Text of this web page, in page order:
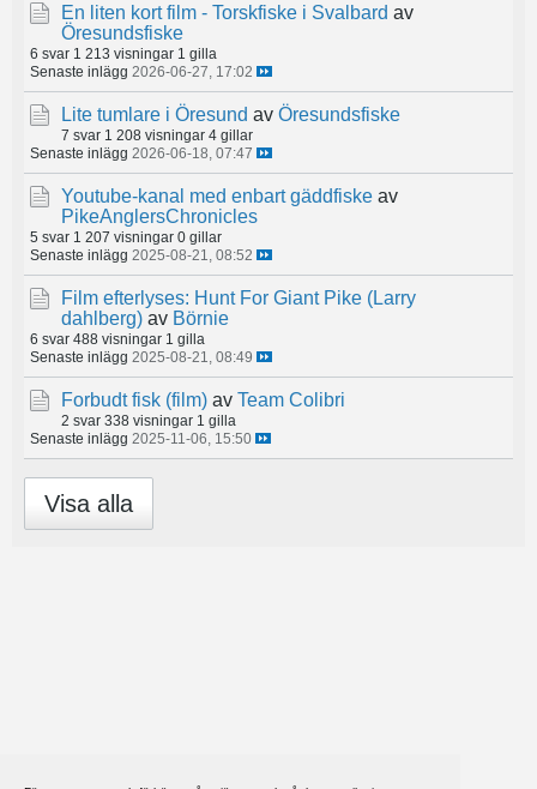
En liten kort film - Torskfiske i Svalbard av
Öresundsfiske
6 svar 1 213 visningar 1 gilla
Senaste inlägg 2026-06-27, 17:02
Lite tumlare i Öresund av Öresundsfiske
7 svar 1 208 visningar 4 gillar
Senaste inlägg 2026-06-18, 07:47
Youtube-kanal med enbart gäddfiske av
PikeAnglersChronicles
5 svar 1 207 visningar 0 gillar
Senaste inlägg 2025-08-21, 08:52
Film efterlyses: Hunt For Giant Pike (Larry
dahlberg) av Börnie
6 svar 488 visningar 1 gilla
Senaste inlägg 2025-08-21, 08:49
Forbudt fisk (film) av Team Colibri
2 svar 338 visningar 1 gilla
Senaste inlägg 2025-11-06, 15:50
Visa alla